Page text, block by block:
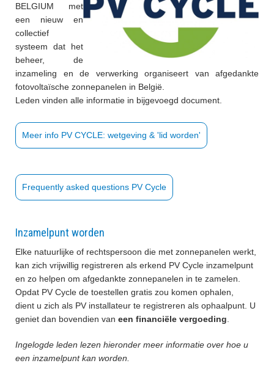
BELGIUM met
een nieuw en
collectief
systeem dat het
beheer, de
inzameling en de verwerking organiseert van afgedankte
fotovoltaïsche zonnepanelen in België.
Leden vinden alle informatie in bijgevoegd document.
Meer info PV CYCLE: wetgeving & 'lid worden'
Frequently asked questions PV Cycle
Inzamelpunt worden
Elke natuurlijke of rechtspersoon die met zonnepanelen werkt,
kan zich vrijwillig registreren als erkend PV Cycle inzamelpunt
en zo helpen om afgedankte zonnepanelen in te zamelen.
Opdat PV Cycle de toestellen gratis zou komen ophalen,
dient u zich als PV installateur te registreren als ophaalpunt. U
geniet dan bovendien van een financiële vergoeding
Ingelogde leden lezen hieronder meer informatie over hoe u
een inzamelpunt kan worden.